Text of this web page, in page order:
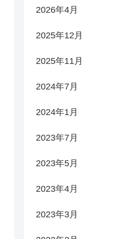
2026年4月
2025年12月
2025年11月
2024年7月
2024年1月
2023年7月
2023年5月
2023年4月
2023年3月